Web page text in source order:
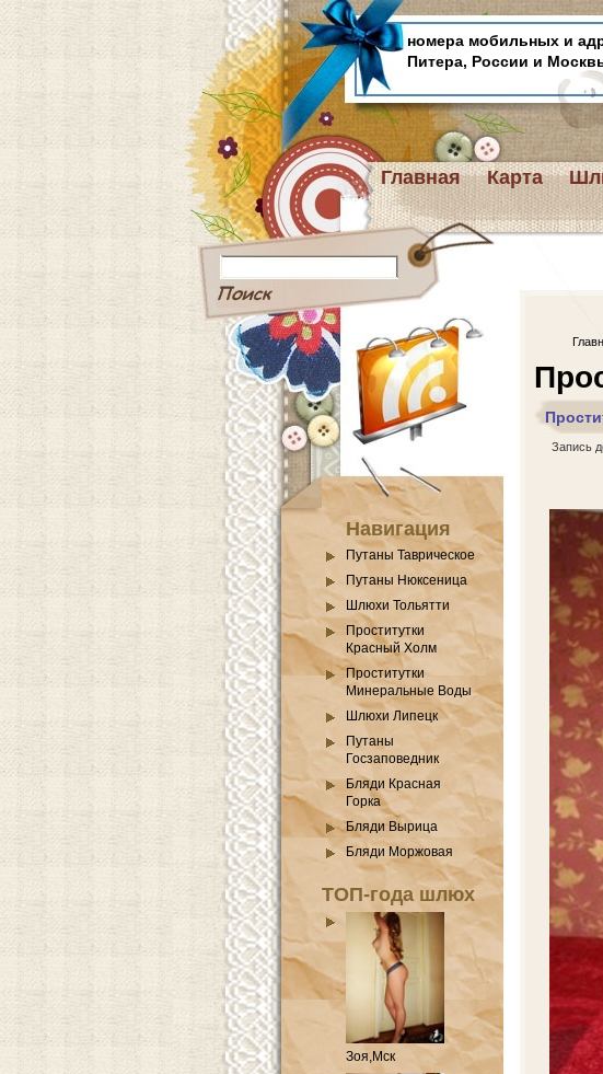
номера мобильных и
Питера, России и
Главная Карта
Навигация
Путаны Таврическое
Путаны Нюксеница
Шлюхи Тольятти
Проститутки
Красный Холм
Проститутки
Минеральные Воды
Шлюхи Липецк
Путаны
Госзаповедник
Бляди Красная
Горка
Бляди Вырица
Бляди Моржовая
ТОП-года шлюх
Зоя,Мск
Запись